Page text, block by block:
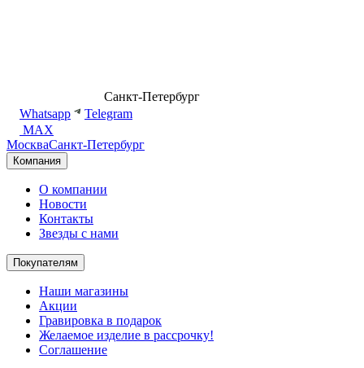
Санкт-Петербург
Whatsapp
Telegram
MAX
МоскваСанкт-Петербург
Компания
О компании
Новости
Контакты
Звезды с нами
Покупателям
Наши магазины
Акции
Гравировка в подарок
Желаемое изделие в рассрочку!
Соглашение